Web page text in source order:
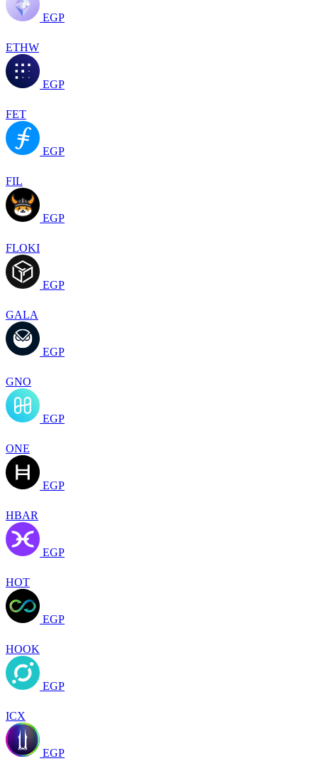
EGP
ETHW
EGP
FET
EGP
FIL
EGP
FLOKI
EGP
GALA
EGP
GNO
EGP
ONE
EGP
HBAR
EGP
HOT
EGP
HOOK
EGP
ICX
EGP